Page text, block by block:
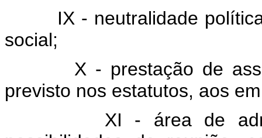
IX - neutralidade política
social;
X - prestação de
previsto nos estatutos, aos
XI - área de